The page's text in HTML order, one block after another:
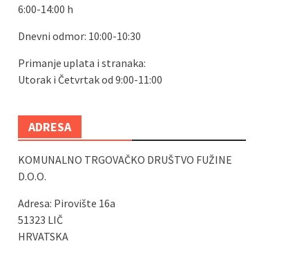
6:00-14:00 h
Dnevni odmor: 10:00-10:30
Primanje uplata i stranaka:
Utorak i Četvrtak od 9:00-11:00
ADRESA
KOMUNALNO TRGOVAČKO DRUŠTVO FUŽINE
D.O.O.
Adresa: Pirovište 16a
51323 LIČ
HRVATSKA